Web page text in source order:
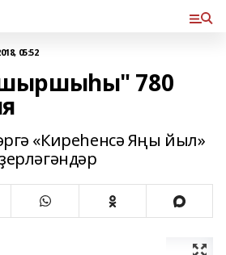
05:52
780
«Киреһенсә Яңы йыл»